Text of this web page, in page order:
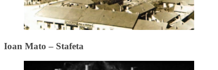
Ioan Mato – Stafeta